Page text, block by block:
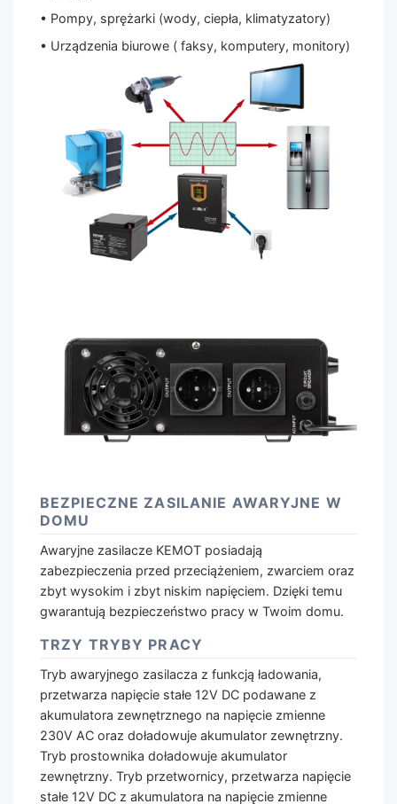
• Pompy, sprężarki (wody, ciepła, klimatyzatory)
• Urządzenia biurowe ( faksy, komputery, monitory)
BEZPIECZNE ZASILANIE AWARYJNE W
DOMU
Awaryjne zasilacze KEMOT posiadają
zabezpieczenia przed przeciążeniem, zwarciem oraz
zbyt wysokim i zbyt niskim napięciem. Dzięki temu
gwarantują bezpieczeństwo pracy w Twoim domu.
TRZY TRYBY PRACY
Tryb awaryjnego zasilacza z funkcją ładowania,
przetwarza napięcie stałe 12V DC podawane z
akumulatora zewnętrznego na napięcie zmienne
230V AC oraz doładowuje akumulator zewnętrzny.
Tryb prostownika doładowuje akumulator
zewnętrzny. Tryb przetwornicy, przetwarza napięcie
stałe 12V DC z akumulatora na napięcie zmienne